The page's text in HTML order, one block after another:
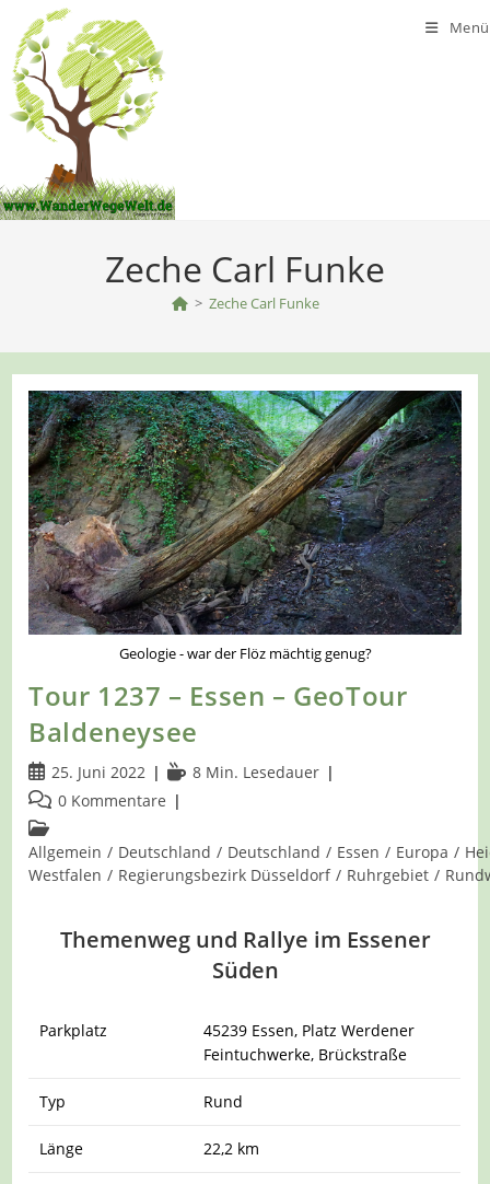
Inhalt
springen
Menü
Zeche Carl Funke
> Zeche Carl Funke
Geologie - war der Flöz mächtig genug?
Tour 1237 – Essen – GeoTour
Baldeneysee
Beitrag
veröffentlicht:
25. Juni 2022 Lesedauer:
8 Min. Lesedauer
Beitrags-
Kommentare:
0 Kommentare
Beitrags-
Kategorie:
Allgemein / Deutschland / Deutschland / Essen / Europa /
Westfalen / Regierungsbezirk Düsseldorf / Ruhrgebiet /
Themenweg und Rallye im Essener
Süden
Parkplatz
45239 Essen, Platz Werdener
Feintuchwerke, Brückstraße
Typ Rund
Länge 22,2 km